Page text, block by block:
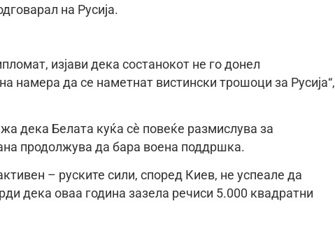
на Русија.
изјави дека состанокот не го донел
намера да се наметнат вистински трошоци за Русија“,
дека Белата куќа сè повеќе размислува за
продолжува да бара воена поддршка.
– руските сили, според Киев, не успеале да
дека оваа година зазела речиси 5.000 квадратни